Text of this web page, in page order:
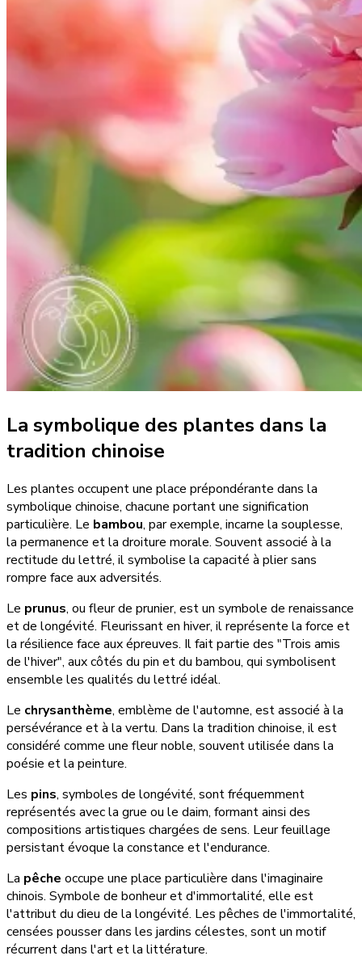
La symbolique des plantes dans la
tradition chinoise
Les plantes occupent une place prépondérante dans la
symbolique chinoise, chacune portant une signification
particulière. Le bambou, par exemple, incarne la souplesse,
la permanence et la droiture morale. Souvent associé à la
rectitude du lettré, il symbolise la capacité à plier sans
rompre face aux adversités.
Le prunus, ou fleur de prunier, est un symbole de renaissance
et de longévité. Fleurissant en hiver, il représente la force et
la résilience face aux épreuves. Il fait partie des "Trois amis
de l'hiver", aux côtés du pin et du bambou, qui symbolisent
ensemble les qualités du lettré idéal.
Le chrysanthème, emblème de l'automne, est associé à la
persévérance et à la vertu. Dans la tradition chinoise, il est
considéré comme une fleur noble, souvent utilisée dans la
poésie et la peinture.
Les pins, symboles de longévité, sont fréquemment
représentés avec la grue ou le daim, formant ainsi des
compositions artistiques chargées de sens. Leur feuillage
persistant évoque la constance et l'endurance.
La pêche occupe une place particulière dans l'imaginaire
chinois. Symbole de bonheur et d'immortalité, elle est
l'attribut du dieu de la longévité. Les pêches de l'immortalité,
censées pousser dans les jardins célestes, sont un motif
récurrent dans l'art et la littérature.